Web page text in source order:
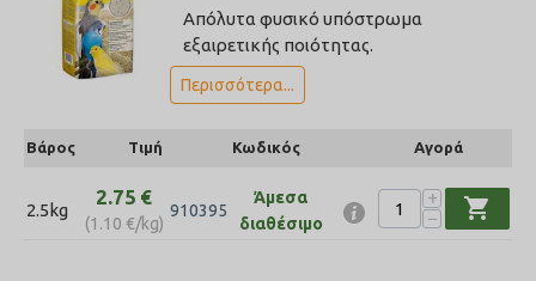
Απόλυτα φυσικό υπόστρωμα
εξαιρετικής ποιότητας.
Περισσότερα...
Βάρος Τιμή Κωδικός Αγορά
2.5kg
2.75 €
(1.10 €/kg)
910395
Άμεσα
διαθέσιμο
+
−
shopping_cart